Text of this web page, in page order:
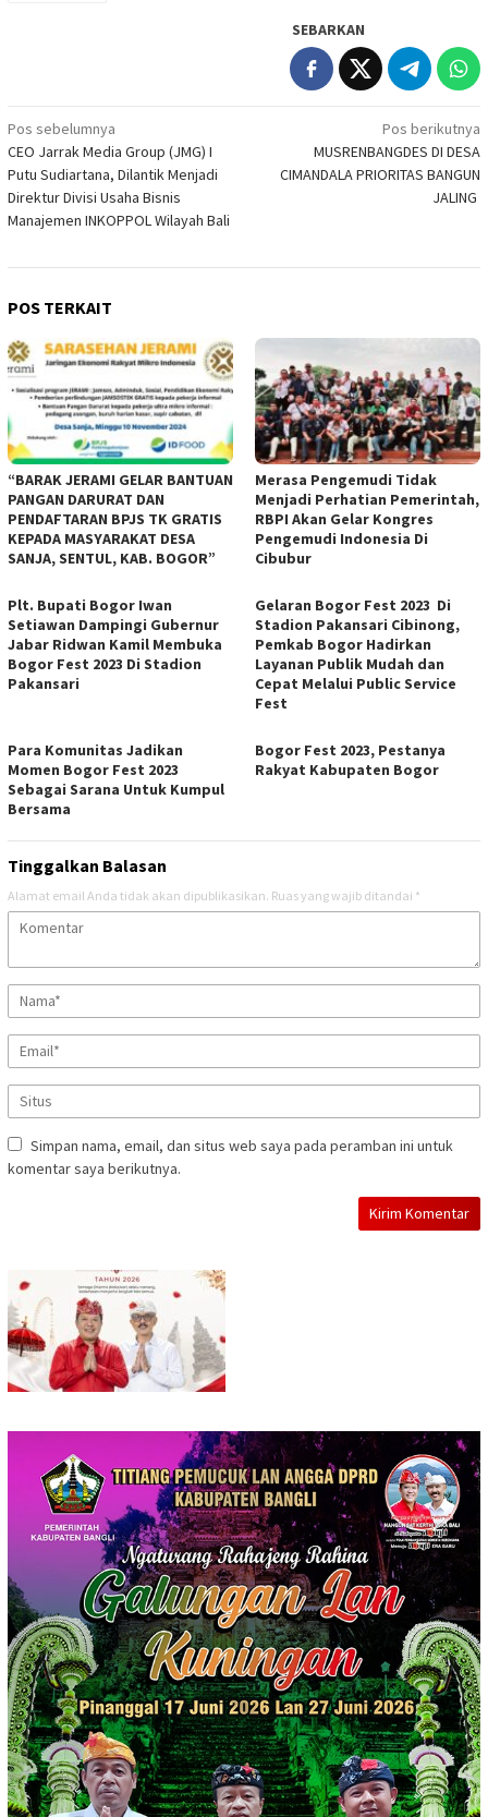
SEBARKAN
Navigasi
pos
Pos sebelumnya
CEO Jarrak Media Group (JMG) I
Putu Sudiartana, Dilantik Menjadi
Direktur Divisi Usaha Bisnis
Manajemen INKOPPOL Wilayah Bali
Pos berikutnya
MUSRENBANGDES DI DESA
CIMANDALA PRIORITAS BANGUN
JALING
POS TERKAIT
“BARAK JERAMI GELAR BANTUAN
PANGAN DARURAT DAN
PENDAFTARAN BPJS TK GRATIS
KEPADA MASYARAKAT DESA
SANJA, SENTUL, KAB. BOGOR”
Merasa Pengemudi Tidak
Menjadi Perhatian Pemerintah,
RBPI Akan Gelar Kongres
Pengemudi Indonesia Di
Cibubur
Plt. Bupati Bogor Iwan
Setiawan Dampingi Gubernur
Jabar Ridwan Kamil Membuka
Bogor Fest 2023 Di Stadion
Pakansari
Gelaran Bogor Fest 2023 Di
Stadion Pakansari Cibinong,
Pemkab Bogor Hadirkan
Layanan Publik Mudah dan
Cepat Melalui Public Service
Fest
Para Komunitas Jadikan
Momen Bogor Fest 2023
Sebagai Sarana Untuk Kumpul
Bersama
Bogor Fest 2023, Pestanya
Rakyat Kabupaten Bogor
Tinggalkan Balasan
Alamat email Anda tidak akan dipublikasikan. Ruas yang wajib ditandai *
Simpan nama, email, dan situs web saya pada peramban ini untuk
komentar saya berikutnya.